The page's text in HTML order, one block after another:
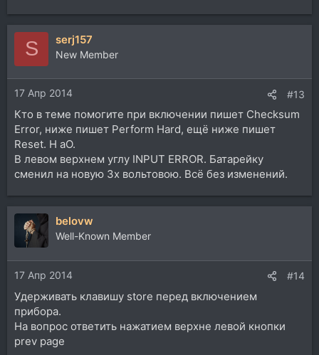
S serj157
New Member
17 Апр 2014 #13
Кто в теме помогите при включении пишет Checksum
Error, ниже пишет Perform Hard, ещё ниже пишет
Reset. H aO.
В левом верхнем углу INPUT ERROR. Батарейку
сменил на новую 3х вольтовою. Всё без изменений.
belovw
Well-Known Member
17 Апр 2014 #14
Удерживать клавишу store перед включением
прибора.
На вопрос ответить нажатием верхне левой кнопки
prev page